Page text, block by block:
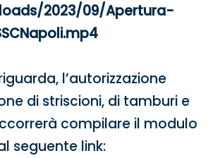
2023/09/Apertura-
l’autorizzazione
di striscioni, di tamburi e
compilare il modulo
seguente link: